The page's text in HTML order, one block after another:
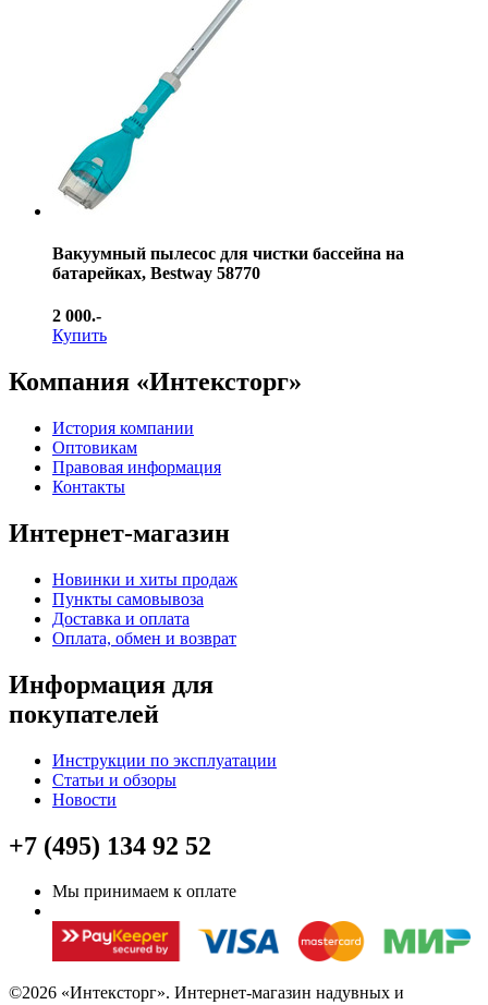
Вакуумный пылесос для чистки бассейна на
батарейках, Bestway 58770
2 000.-
Купить
Компания «Интексторг»
История компании
Оптовикам
Правовая информация
Контакты
Интернет-магазин
Новинки и хиты продаж
Пункты самовывоза
Доставка и оплата
Оплата, обмен и возврат
Информация для
покупателей
Инструкции по эксплуатации
Статьи и обзоры
Новости
+7 (495) 134 92 52
Мы принимаем к оплате
©2026 «Интексторг». Интернет-магазин надувных и